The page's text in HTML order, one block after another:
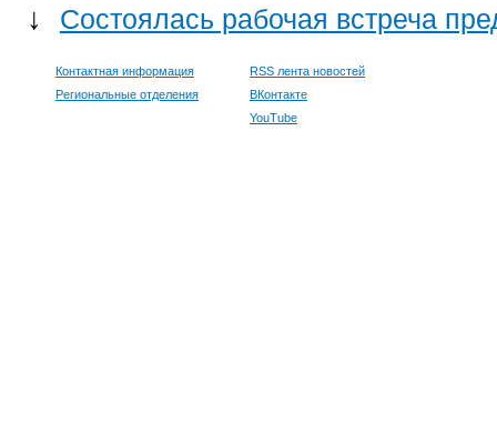
↓ Состоялась рабочая встреча
Контактная информация
Региональные отделения
RSS лента новостей
ВКонтакте
YouTube